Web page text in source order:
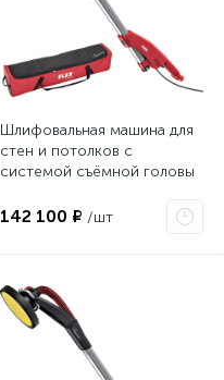
Шлифовальная машина для
стен и потолков с
системой съёмной головы
494518
142 100 ₽ /шт